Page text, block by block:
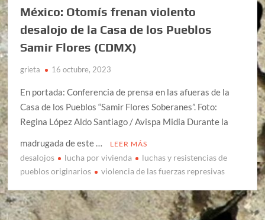
México: Otomís frenan violento
desalojo de la Casa de los Pueblos
Samir Flores (CDMX)
grieta 16 octubre, 2023
En portada: Conferencia de prensa en las afueras de la
Casa de los Pueblos “Samir Flores Soberanes”. Foto:
Regina López Aldo Santiago / Avispa Midia Durante la
madrugada de este …
LEER MÁS
desalojos lucha por vivienda
luchas y resistencias de
pueblos originarios
violencia de las fuerzas represivas